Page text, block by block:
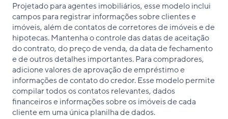
Projetado para agentes imobiliários, esse modelo inclui
campos para registrar informações sobre clientes e
imóveis, além de contatos de corretores de imóveis e de
hipotecas. Mantenha o controle das datas de aceitação
do contrato, do preço de venda, da data de fechamento
e de outros detalhes importantes. Para compradores,
adicione valores de aprovação de empréstimo e
informações de contato do credor. Esse modelo permite
compilar todos os contatos relevantes, dados
financeiros e informações sobre os imóveis de cada
cliente em uma única planilha de dados.